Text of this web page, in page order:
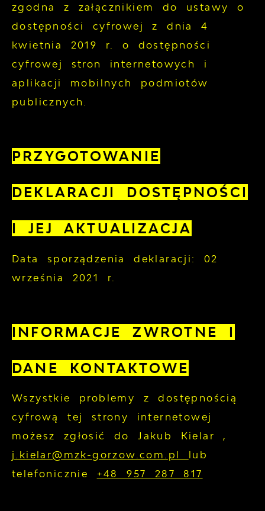
zgodna z załącznikiem do ustawy o
dostępności cyfrowej z dnia 4
kwietnia 2019 r. o dostępności
cyfrowej stron internetowych i
aplikacji mobilnych podmiotów
publicznych.
PRZYGOTOWANIE
DEKLARACJI DOSTĘPNOŚCI
I JEJ AKTUALIZACJA
Data sporządzenia deklaracji: 02
września 2021 r.
INFORMACJE ZWROTNE I
DANE KONTAKTOWE
Wszystkie problemy z dostępnością
cyfrową tej strony internetowej
możesz zgłosić doJakub Kielar,
j.kielar@mzk-gorzow.com.pl lub
telefonicznie +48 957 287 817